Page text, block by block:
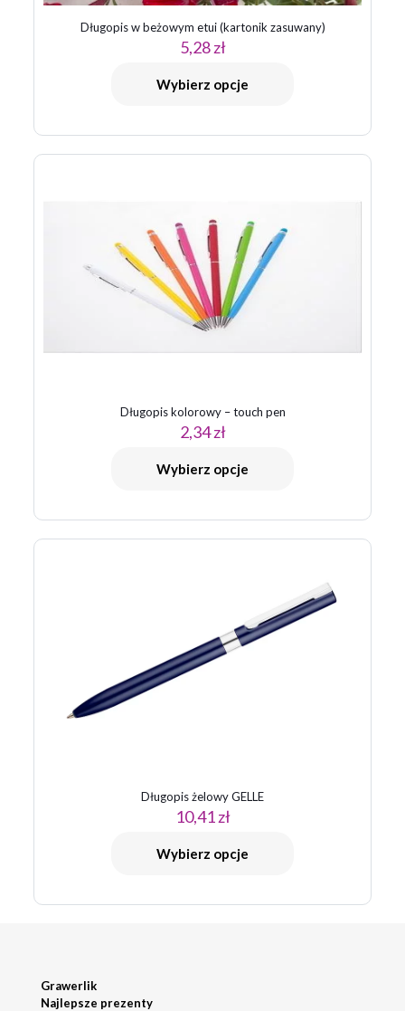
mail*
Długopis w beżowym etui (kartonik zasuwany)
5,28zł
Wybierz opcje
Długopis kolorowy – touch pen
2,34zł
Wybierz opcje
Długopis żelowy GELLE
10,41zł
Wybierz opcje
Grawerlik
Najlepsze prezenty